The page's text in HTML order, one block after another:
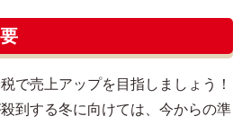
で売上アップを目指しましょう！
到する冬に向けては、今からの準